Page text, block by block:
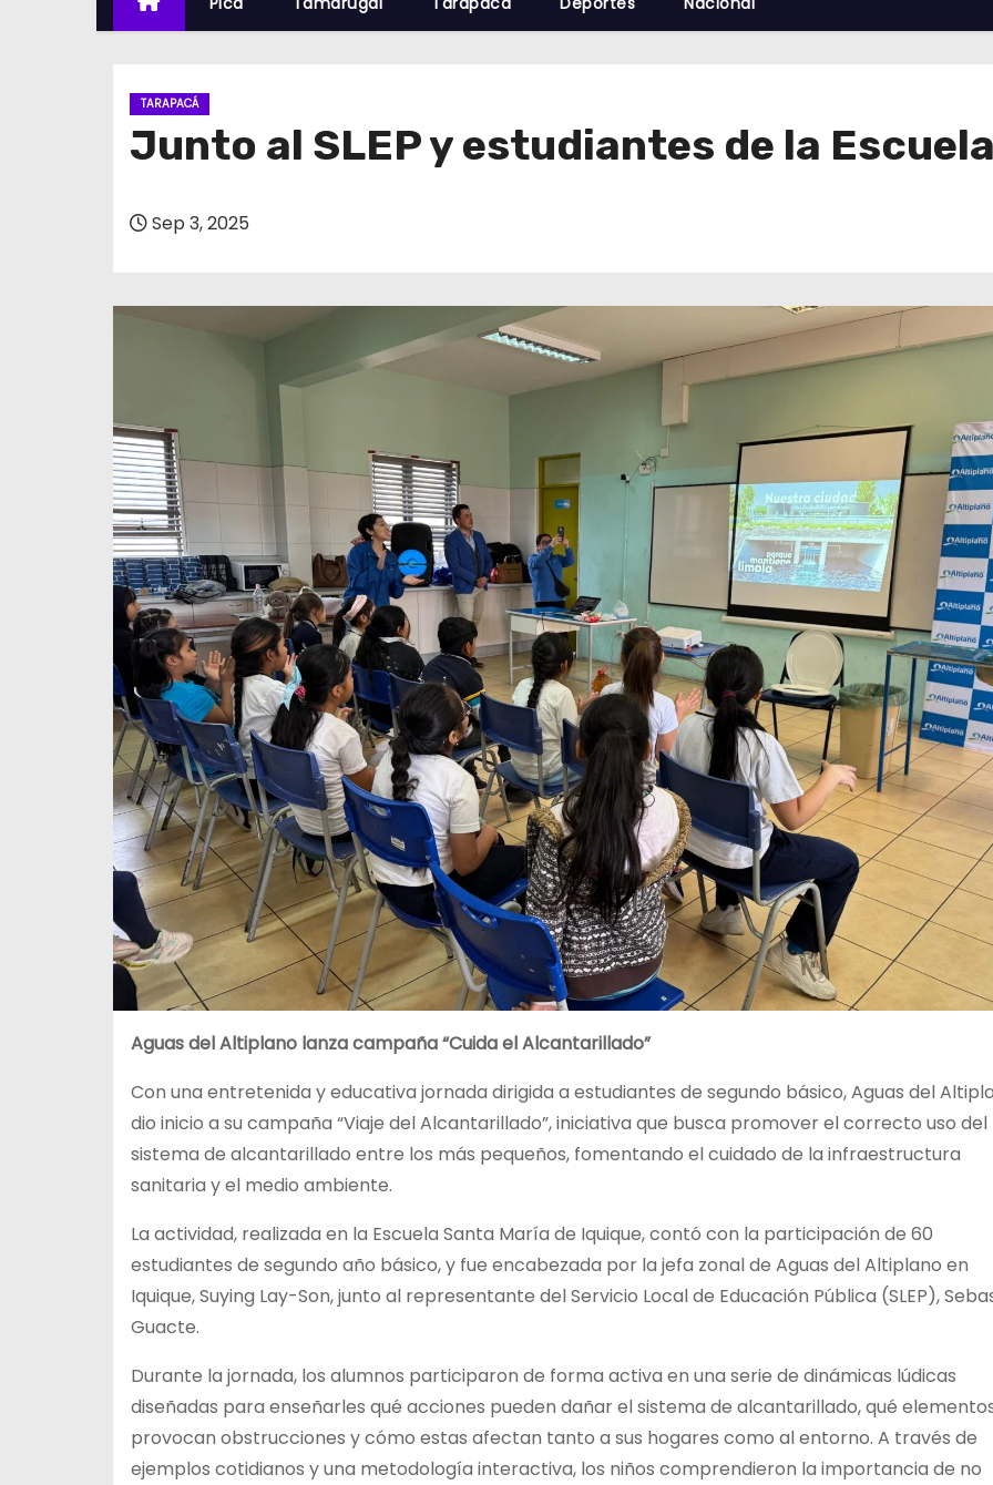
TARAPACÁ
Junto al SLEP y estudiantes de la
Sep 3, 2025
Aguas del Altiplano lanza campaña “Cuida el Alcantarillado”
Con una entretenida y educativa jornada dirigida a estudiantes de segundo básico, Aguas del
dio inicio a su campaña “Viaje del Alcantarillado”, iniciativa que busca promover el correcto uso del
sistema de alcantarillado entre los más pequeños, fomentando el cuidado de la infraestructura
sanitaria y el medio ambiente.
La actividad, realizada en la Escuela Santa María de Iquique, contó con la participación de 60
estudiantes de segundo año básico, y fue encabezada por la jefa zonal de Aguas del Altiplano en
Iquique, Suying Lay-Son, junto al representante del Servicio Local de Educación Pública (SLEP),
Guacte.
Durante la jornada, los alumnos participaron de forma activa en una serie de dinámicas lúdicas
diseñadas para enseñarles qué acciones pueden dañar el sistema de alcantarillado, qué
provocan obstrucciones y cómo estas afectan tanto a sus hogares como al entorno. A través de
ejemplos cotidianos y una metodología interactiva, los niños comprendieron la importancia de no